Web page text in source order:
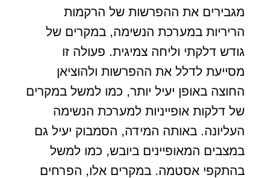
מגבירים את ההפרשות של הרקמות
הריריות במערכת הנשימה, במקרים של
גודש דלקתי וליחה צמיגית. פעולה זו
מסייעת לדלל את ההפרשות ולהוציאן
החוצה באופן יעיל יותר, כמו למשל במקרים
של דלקות אופייניות למערכת הנשימה
העליונה. באותה המידה, הסמבוק יעיל גם
במצבים המאופיינים ביובש, כמו למשל
בהתקפי אסטמה. במקרים אלו, הפרחים